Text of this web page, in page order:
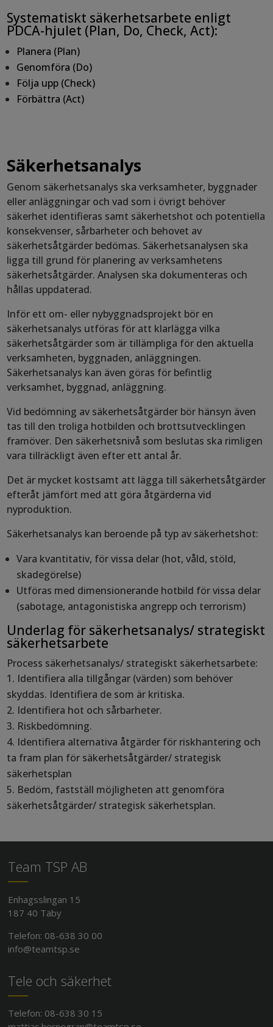
Systematiskt säkerhetsarbete enligt
PDCA-hjulet (Plan, Do, Check, Act):
Planera (Plan)
Genomföra (Do)
Följa upp (Check)
Förbättra (Act)
Säkerhetsanalys
Genom säkerhetsanalys ska verksamheter, byggnader
eller anläggningar och vad som i övrigt behöver
säkerhet identifieras samt säkerhetshot och potentiella
konsekvenser, sårbarheter och behovet av
säkerhetsåtgärder bedömas. Säkerhetsanalysen ska
ligga till grund för planering av verksamhetens
säkerhetsåtgärder. Analysen ska dokumenteras och
hållas uppdaterad.
Inför ett om- eller nybyggnadsprojekt bör en
säkerhetsanalys utföras för att klarlägga vilka
säkerhetsåtgärder som är tillämpliga för den aktuella
verksamheten, byggnaden, anläggningen.
Säkerhetsanalys kan även göras för befintlig
verksamhet, byggnad, anläggning.
Vid bedömning av säkerhetsåtgärder bör hänsyn även
tas till den troliga hotbilden och brottsutvecklingen
framöver. Den säkerhetsnivå som beslutas ska rimligen
vara tillräckligt även efter ett antal år.
Det är mycket kostsamt att lägga till säkerhetsåtgärder
efteråt jämfört med att göra åtgärderna vid
nyproduktion.
Säkerhetsanalys kan beroende på typ av säkerhetshot:
Vara kvantitativ, för vissa delar (hot, våld, stöld,
skadegörelse)
Utföras med dimensionerande hotbild för vissa delar
(sabotage, antagonistiska angrepp och terrorism)
Underlag för säkerhetsanalys/ strategiskt
säkerhetsarbete
Process säkerhetsanalys/ strategiskt säkerhetsarbete:
Identifiera alla tillgångar (värden) som behöver
skyddas. Identifiera de som är kritiska.
Identifiera hot och sårbarheter.
Riskbedömning.
Identifiera alternativa åtgärder för riskhantering och
ta fram plan för säkerhetsåtgärder/ strategisk
säkerhetsplan
Bedöm, fastställ möjligheten att genomföra
säkerhetsåtgärder/ strategisk säkerhetsplan.
Team TSP AB
Enhagsslingan 15
187 40 Täby
Telefon: 08-638 30 00
info@teamtsp.se
Tele och säkerhet
Telefon: 08-638 30 15